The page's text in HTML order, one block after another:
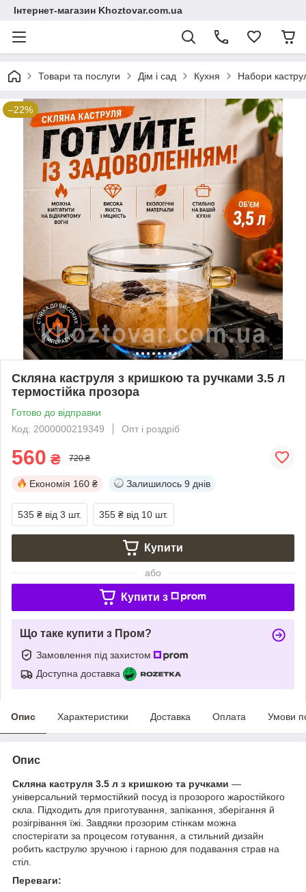
Інтернет-магазин Khoztovar.com.ua
Товари та послуги Дім і сад Кухня Набори
–22%
Скляна каструля з кришкою та ручками 3.5 л
термостійка прозора
Готово до відправки
Код: 2000000219349
Опт і роздріб
560 ₴ 720 ₴
Економія 160 ₴ Залишилось 9 днів
535 ₴ від 3 шт. 355 ₴ від 10 шт.
Купити
або
Купити з
Що таке купити з Пром?
Замовлення під захистом
Доступна доставка
Опис Характеристики Доставка Оплата Умови
Опис
Скляна каструля 3.5 л з кришкою та ручками —
універсальний термостійкий посуд із прозорого жаростійкого
скла. Підходить для приготування, запікання, зберігання й
розігрівання їжі. Завдяки прозорим стінкам можна
спостерігати за процесом готування, а стильний дизайн
робить каструлю зручною і гарною для подавання страв на
стіл.
Переваги: